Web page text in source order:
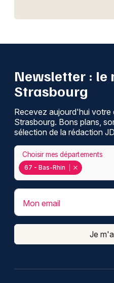
Newsletter : le
Strasbourg
Recevez aujourd'hui votre
Strasbourg. Bons plans,
sélection de la rédaction
67 - Bas-Rhin
Choisir mes départements
Mon email
Je